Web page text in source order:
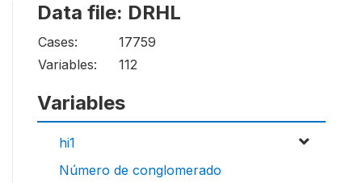
Data file: DRHL
Cases:
17759
Variables:
112
Variables
hi1
Número de conglomerado